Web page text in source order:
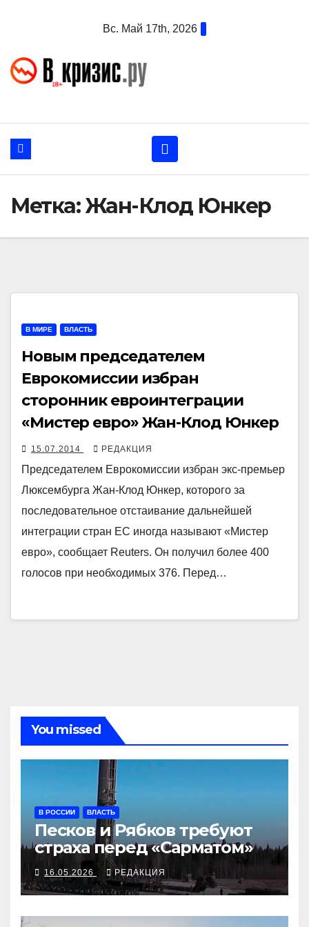
Вс. Май 17th, 2026
Метка:Жан-Клод Юнкер
В МИРЕ ВЛАСТЬ
Новым председателем
Еврокомиссии избран
сторонник евроинтеграции
«Мистер евро» Жан-Клод Юнкер
15.07.2014 РЕДАКЦИЯ
Председателем Еврокомиссии избран экс-премьер
Люксембурга Жан-Клод Юнкер, которого за
последовательное отстаивание дальнейшей
интеграции стран ЕС иногда называют «Мистер
евро», сообщает Reuters. Он получил более 400
голосов при необходимых 376. Перед…
You missed
В РОССИИ ВЛАСТЬ
Песков и Рябков требуют
страха перед «Сарматом»
16.05.2026 РЕДАКЦИЯ